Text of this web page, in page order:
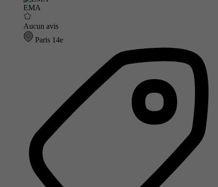
EMA
Aucun avis
Paris 14e